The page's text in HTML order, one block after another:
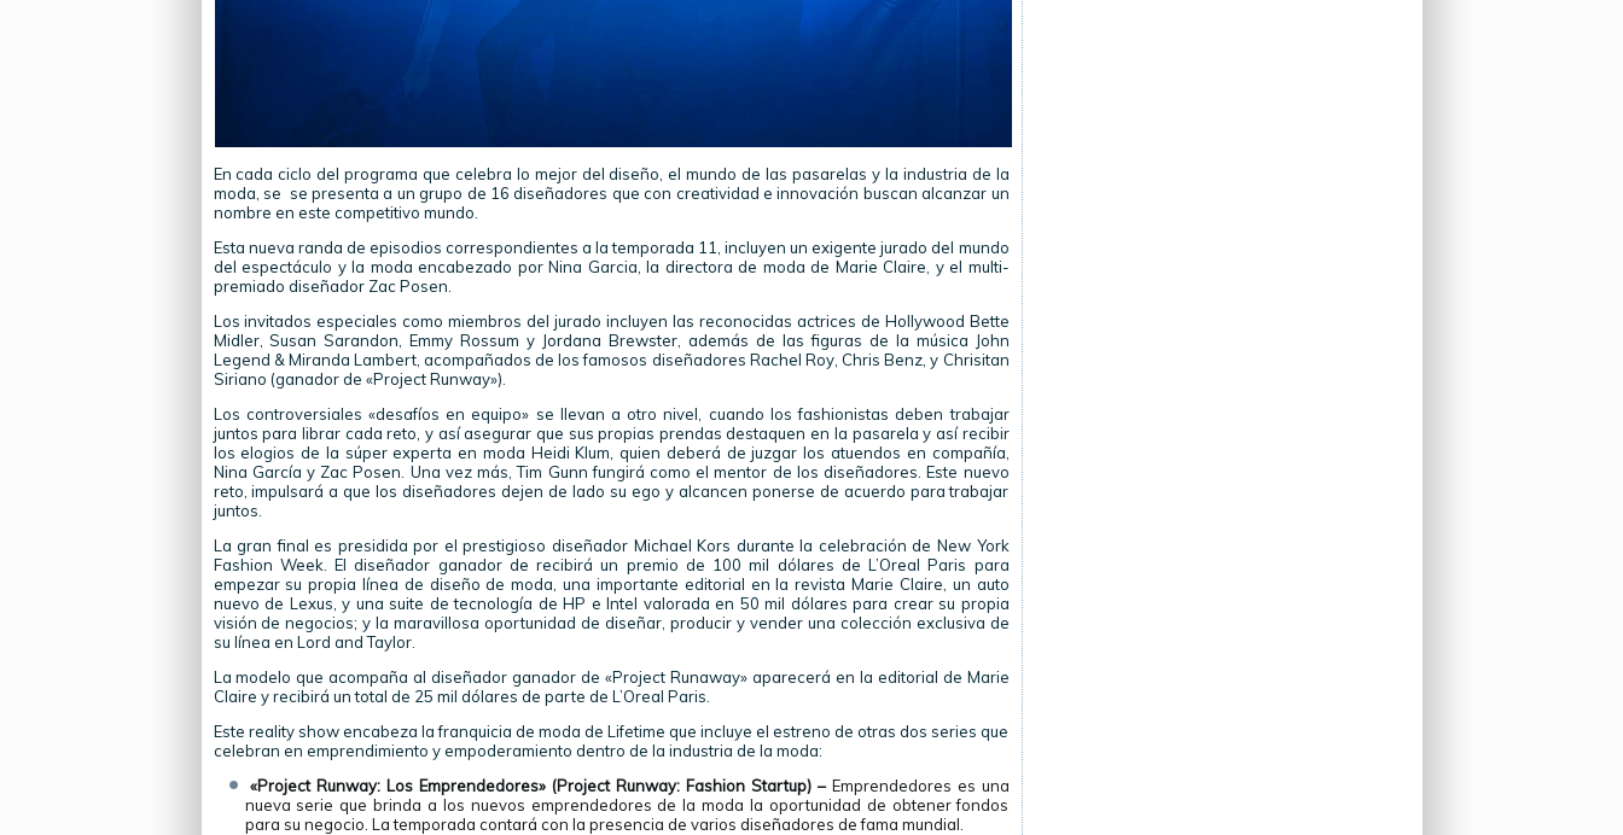
En cada ciclo del programa que celebra lo mejor del diseño, el mundo de las pasarelas y la industria de la
moda, se se presenta a un grupo de 16 diseñadores que con creatividad e innovación buscan alcanzar un
nombre en este competitivo mundo.
Esta nueva randa de episodios correspondientes a la temporada 11, incluyen un exigente jurado del mundo
del espectáculo y la moda encabezado por Nina Garcia, la directora de moda de Marie Claire, y el multi-
premiado diseñador Zac Posen.
Los invitados especiales como miembros del jurado incluyen las reconocidas actrices de Hollywood Bette
Midler, Susan Sarandon, Emmy Rossum y Jordana Brewster, además de las figuras de la música John
Legend & Miranda Lambert, acompañados de los famosos diseñadores Rachel Roy, Chris Benz, y Chrisitan
Siriano (ganador de «Project Runway»).
Los controversiales «desafíos en equipo» se llevan a otro nivel, cuando los fashionistas deben trabajar
juntos para librar cada reto, y así asegurar que sus propias prendas destaquen en la pasarela y así recibir
los elogios de la súper experta en moda Heidi Klum, quien deberá de juzgar los atuendos en compañía,
Nina García y Zac Posen. Una vez más, Tim Gunn fungirá como el mentor de los diseñadores. Este nuevo
reto, impulsará a que los diseñadores dejen de lado su ego y alcancen ponerse de acuerdo para trabajar
juntos.
La gran final es presidida por el prestigioso diseñador Michael Kors durante la celebración de New York
Fashion Week. El diseñador ganador de recibirá un premio de 100 mil dólares de L’Oreal Paris para
empezar su propia línea de diseño de moda, una importante editorial en la revista Marie Claire, un auto
nuevo de Lexus, y una suite de tecnología de HP e Intel valorada en 50 mil dólares para crear su propia
visión de negocios; y la maravillosa oportunidad de diseñar, producir y vender una colección exclusiva de
su línea en Lord and Taylor.
La modelo que acompaña al diseñador ganador de «Project Runaway» aparecerá en la editorial de Marie
Claire y recibirá un total de 25 mil dólares de parte de L’Oreal Paris.
Este reality show encabeza la franquicia de moda de Lifetime que incluye el estreno de otras dos series que
celebran en emprendimiento y empoderamiento dentro de la industria de la moda:
«Project Runway: Los Emprendedores» (Project Runway: Fashion Startup) –Emprendedores es una
nueva serie que brinda a los nuevos emprendedores de la moda la oportunidad de obtener fondos
para su negocio. La temporada contará con la presencia de varios diseñadores de fama mundial.